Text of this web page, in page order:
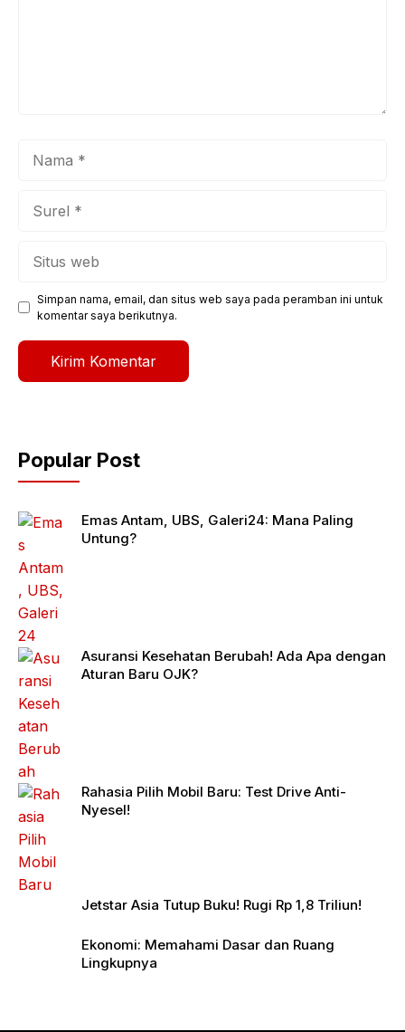
Simpan nama, email, dan situs web saya pada peramban ini untuk
komentar saya berikutnya.
Popular Post
Emas Antam, UBS, Galeri24: Mana Paling
Untung?
Asuransi Kesehatan Berubah! Ada Apa dengan
Aturan Baru OJK?
Rahasia Pilih Mobil Baru: Test Drive Anti-
Nyesel!
Jetstar Asia Tutup Buku! Rugi Rp 1,8 Triliun!
Ekonomi: Memahami Dasar dan Ruang
Lingkupnya